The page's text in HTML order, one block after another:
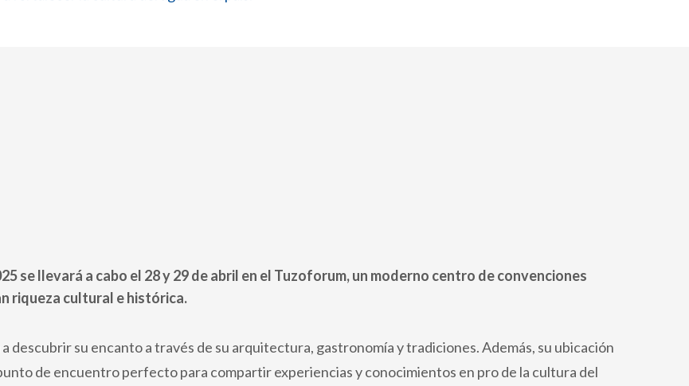
se llevará a cabo el 28 y 29 de abril en el Tuzoforum, un moderno centro de convenciones
riqueza cultural e histórica.
a descubrir su encanto a través de su arquitectura, gastronomía y tradiciones. Además, su ubicación
de encuentro perfecto para compartir experiencias y conocimientos en pro de la cultura del